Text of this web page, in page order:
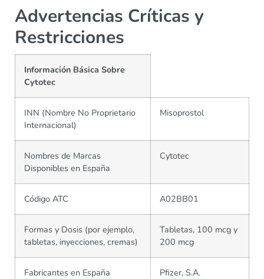
Advertencias Críticas y
Restricciones
Información Básica Sobre
Cytotec
INN (Nombre No Proprietario
Internacional)
Misoprostol
Nombres de Marcas
Disponibles en España
Cytotec
Código ATC A02BB01
Formas y Dosis (por ejemplo,
tabletas, inyecciones, cremas)
Tabletas, 100 mcg y
200 mcg
Fabricantes en España Pfizer, S.A.